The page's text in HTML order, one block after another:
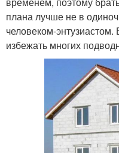
плана лучше не в
человеком-
избежать многих